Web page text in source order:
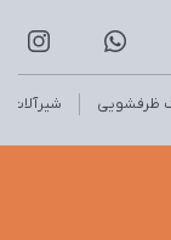
ظرفشویی شیرآلات